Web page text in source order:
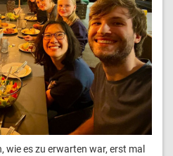
wie es zu erwarten war, erst mal